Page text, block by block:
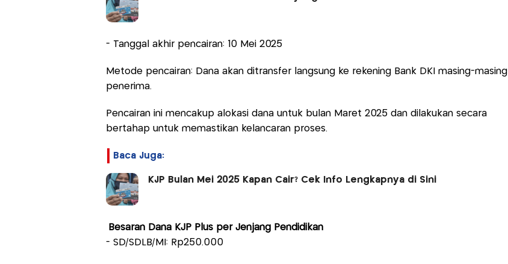
- Tanggal akhir pencairan: 10 Mei 2025
Metode pencairan: Dana akan ditransfer langsung ke rekening Bank DKI masing-masing
penerima.
Pencairan ini mencakup alokasi dana untuk bulan Maret 2025 dan dilakukan secara
bertahap untuk memastikan kelancaran proses.
Baca Juga:
KJP Bulan Mei 2025 Kapan Cair? Cek Info Lengkapnya di Sini
Besaran Dana KJP Plus per Jenjang Pendidikan
- SD/SDLB/MI: Rp250.000